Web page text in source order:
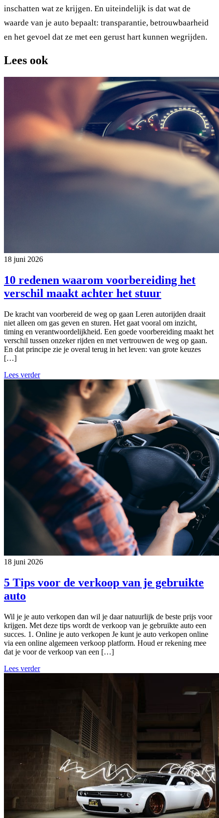
inschatten wat ze krijgen. En uiteindelijk is dat wat de
waarde van je auto bepaalt: transparantie, betrouwbaarheid
en het gevoel dat ze met een gerust hart kunnen wegrijden.
Lees ook
18 juni 2026
10 redenen waarom voorbereiding het
verschil maakt achter het stuur
De kracht van voorbereid de weg op gaan Leren autorijden draait
niet alleen om gas geven en sturen. Het gaat vooral om inzicht,
timing en verantwoordelijkheid. Een goede voorbereiding maakt het
verschil tussen onzeker rijden en met vertrouwen de weg op gaan.
En dat principe zie je overal terug in het leven: van grote keuzes
[…]
Lees verder
18 juni 2026
5 Tips voor de verkoop van je gebruikte
auto
Wil je je auto verkopen dan wil je daar natuurlijk de beste prijs voor
krijgen. Met deze tips wordt de verkoop van je gebruikte auto een
succes. 1. Online je auto verkopen Je kunt je auto verkopen online
via een online algemeen verkoop platform. Houd er rekening mee
dat je voor de verkoop van een […]
Lees verder